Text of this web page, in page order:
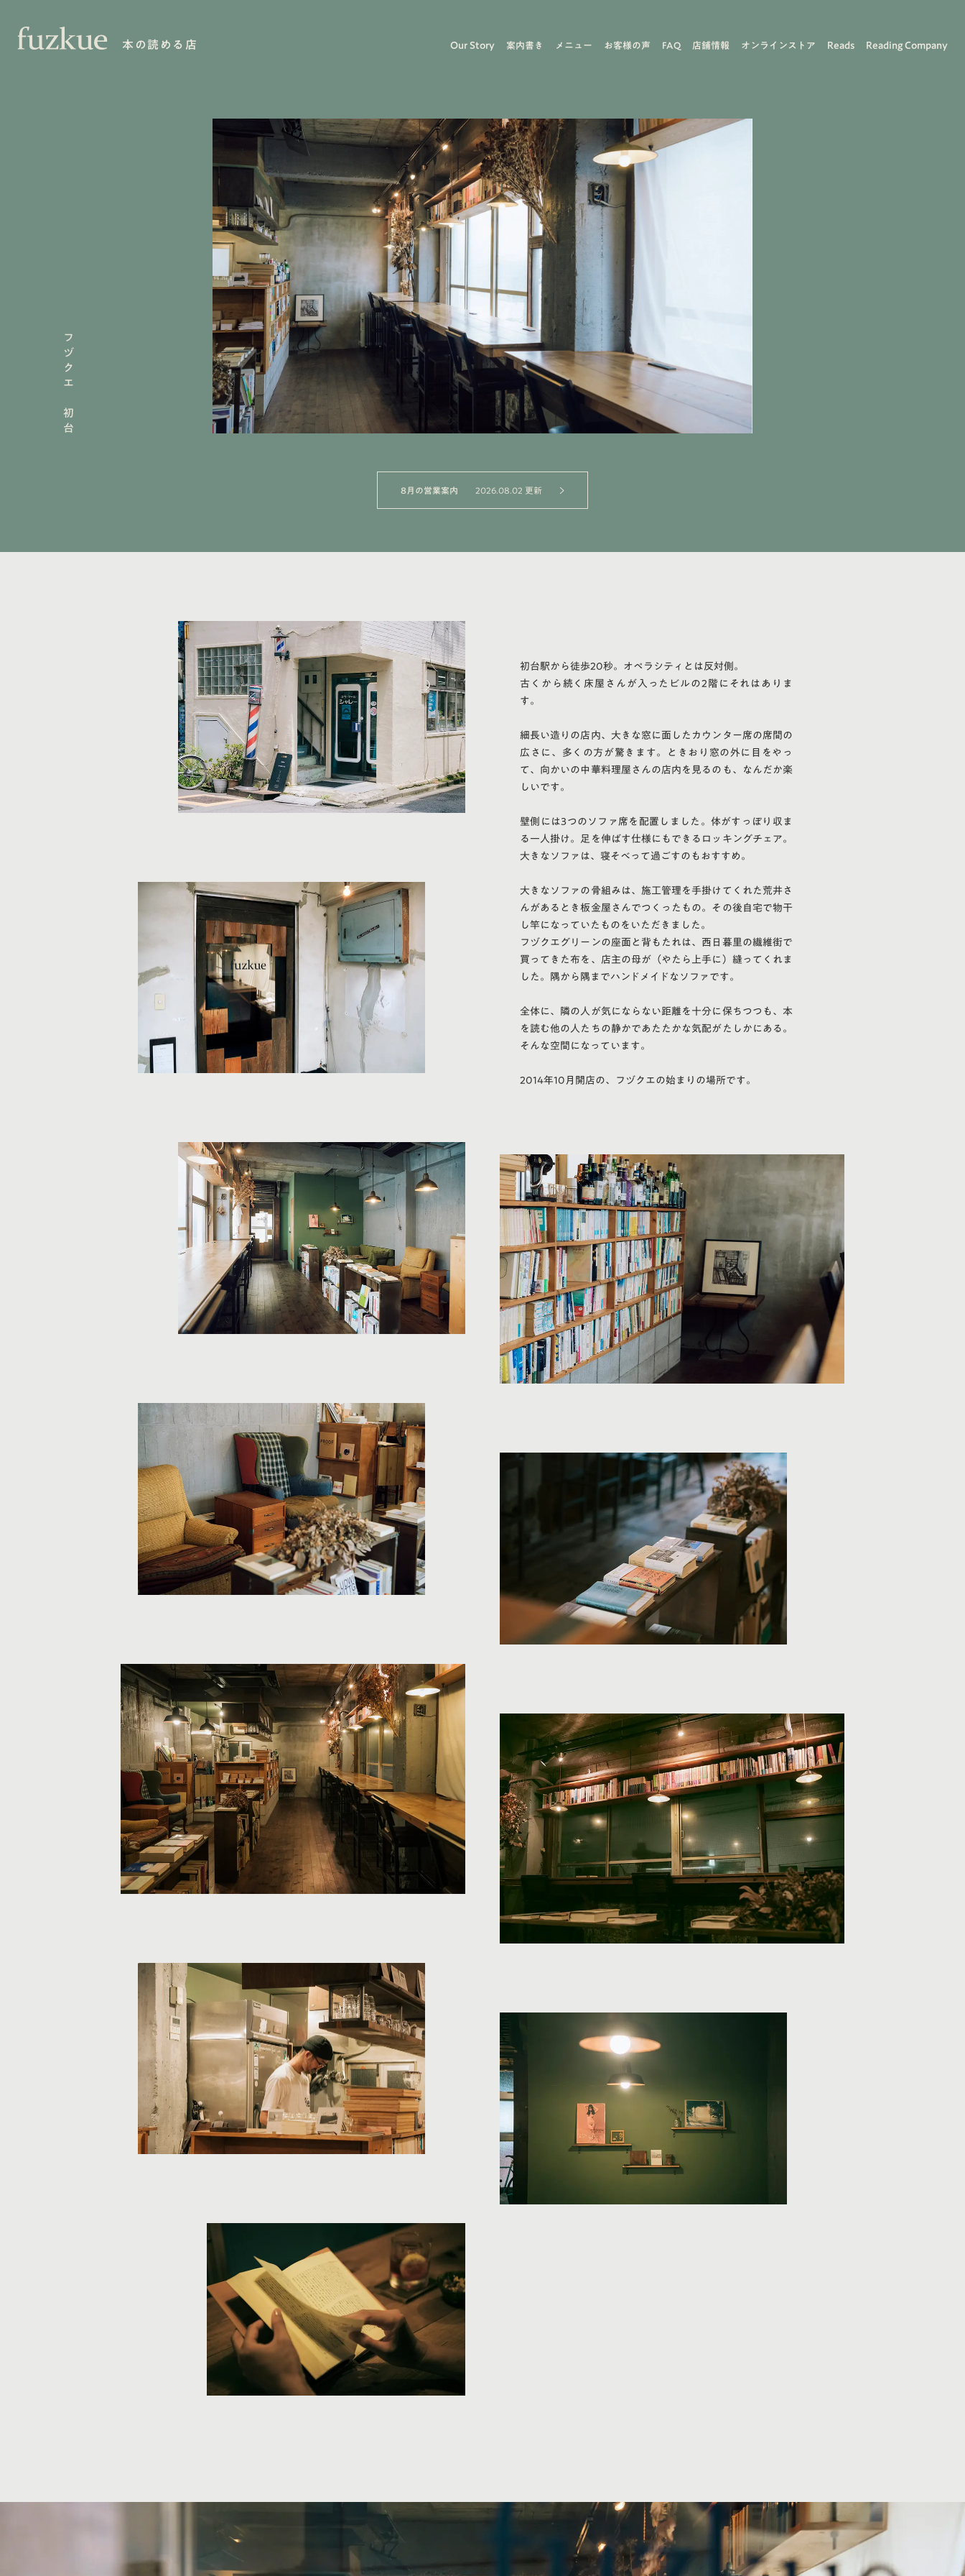
本の読める店 Our Story 案内書き メニュー お客様の声 FAQ 店舗情報 オンラインストア Reads Reading Company
8月の営業案内 2026.08.02 更新
初台駅から徒歩20秒。オペラシティとは反対側。
古くから続く床屋さんが入ったビルの2階にそれはありま
す。
細長い造りの店内、大きな窓に面したカウンター席の席間の
広さに、多くの方が驚きます。ときおり窓の外に目をやっ
て、向かいの中華料理屋さんの店内を見るのも、なんだか楽
しいです。
壁側には3つのソファ席を配置しました。体がすっぽり収ま
る一人掛け。足を伸ばす仕様にもできるロッキングチェア。
大きなソファは、寝そべって過ごすのもおすすめ。
大きなソファの骨組みは、施工管理を手掛けてくれた荒井さ
んがあるとき板金屋さんでつくったもの。その後自宅で物干
し竿になっていたものをいただきました。
フヅクエグリーンの座面と背もたれは、西日暮里の繊維街で
買ってきた布を、店主の母が（やたら上手に）縫ってくれま
した。隅から隅までハンドメイドなソファです。
全体に、隣の人が気にならない距離を十分に保ちつつも、本
を読む他の人たちの静かであたたかな気配がたしかにある。
そんな空間になっています。
2014年10月開店の、フヅクエの始まりの場所です。